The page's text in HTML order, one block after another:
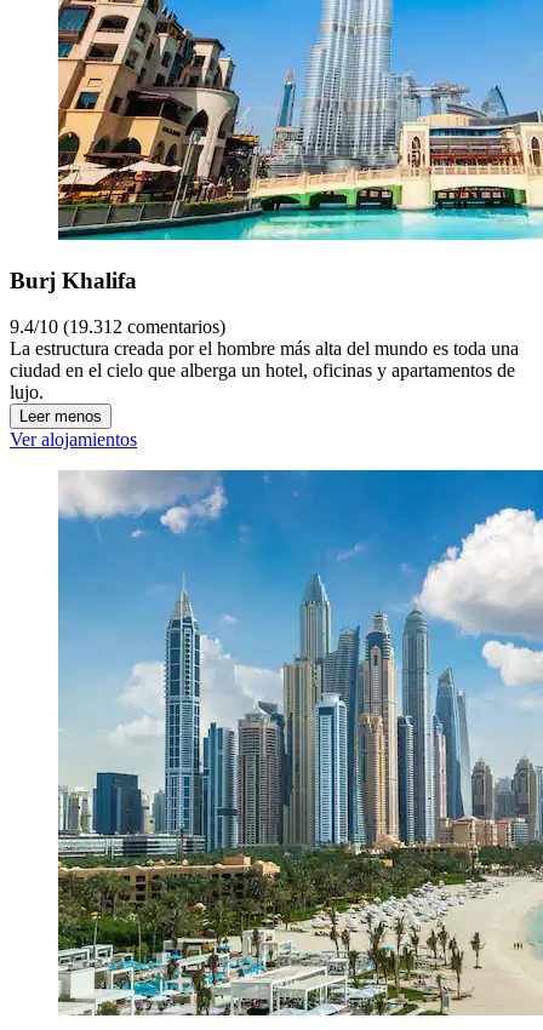
Burj Khalifa
9.4/10 (19.312 comentarios)
La estructura creada por el hombre más alta del mundo es toda una
ciudad en el cielo que alberga un hotel, oficinas y apartamentos de
lujo.
Leer menos
Ver alojamientos